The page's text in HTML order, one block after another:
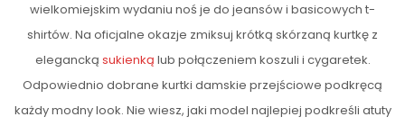
wielkomiejskim wydaniu noś je do jeansów i basicowych t-
shirtów. Na oficjalne okazje zmiksuj krótką skórzaną kurtkę z
elegancką sukienką lub połączeniem koszuli i cygaretek.
Odpowiednio dobrane kurtki damskie przejściowe podkręcą
każdy modny look. Nie wiesz, jaki model najlepiej podkreśli atuty